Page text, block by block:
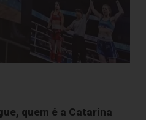
quem é a Catarina